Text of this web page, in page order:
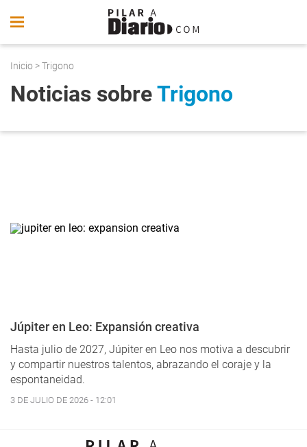
Inicio > Trigono
Noticias sobreTrigono
Júpiter en Leo: Expansión creativa
Hasta julio de 2027, Júpiter en Leo nos motiva a descubrir
y compartir nuestros talentos, abrazando el coraje y la
espontaneidad.
3 DE JULIO DE 2026 - 12:01